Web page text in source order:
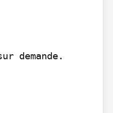
demande.